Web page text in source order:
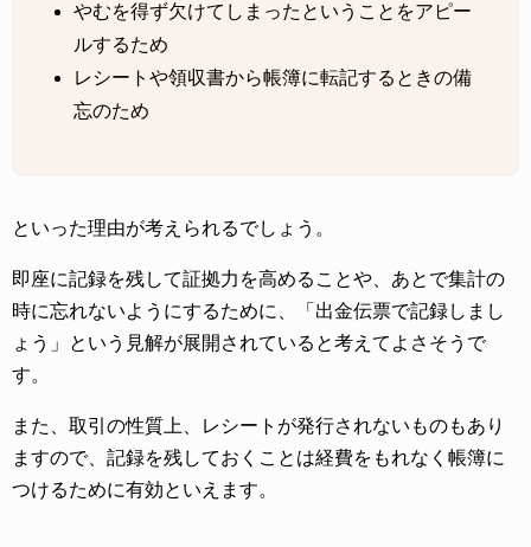
やむを得ず欠けてしまったということをアピー
ルするため
レシートや領収書から帳簿に転記するときの備
忘のため
といった理由が考えられるでしょう。
即座に記録を残して証拠力を高めることや、あとで集計の
時に忘れないようにするために、「出金伝票で記録しまし
ょう」という見解が展開されていると考えてよさそうで
す。
また、取引の性質上、レシートが発行されないものもあり
ますので、記録を残しておくことは経費をもれなく帳簿に
つけるために有効といえます。